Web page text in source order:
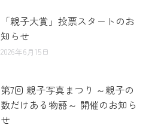
「親子大賞」投票スタートのお
知らせ
2026年6月15日
第7回 親子写真まつり ～親子の
数だけある物語～ 開催のお知ら
せ